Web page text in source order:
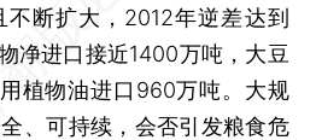
断扩大，2012年逆差达到
净进口接近1400万吨，大豆
植物油进口960万吨。大规
、可持续，会否引发粮食危